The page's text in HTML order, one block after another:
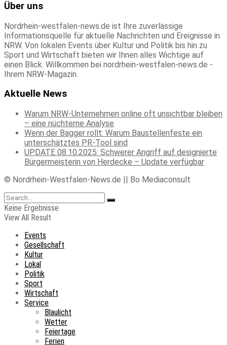
Über uns
Nordrhein-westfalen-news.de ist Ihre zuverlässige
Informationsquelle für aktuelle Nachrichten und Ereignisse in
NRW. Von lokalen Events über Kultur und Politik bis hin zu
Sport und Wirtschaft bieten wir Ihnen alles Wichtige auf
einen Blick. Willkommen bei nordrhein-westfalen-news.de -
Ihrem NRW-Magazin.
Aktuelle News
Warum NRW-Unternehmen online oft unsichtbar bleiben
– eine nüchterne Analyse
Wenn der Bagger rollt: Warum Baustellenfeste ein
unterschätztes PR-Tool sind
UPDATE 08.10.2025: Schwerer Angriff auf designierte
Bürgermeisterin von Herdecke – Update verfügbar
© Nordrhein-Westfalen-News.de || Bo Mediaconsult
Keine Ergebnisse
View All Result
Events
Gesellschaft
Kultur
Lokal
Politik
Sport
Wirtschaft
Service
Blaulicht
Wetter
Feiertage
Ferien